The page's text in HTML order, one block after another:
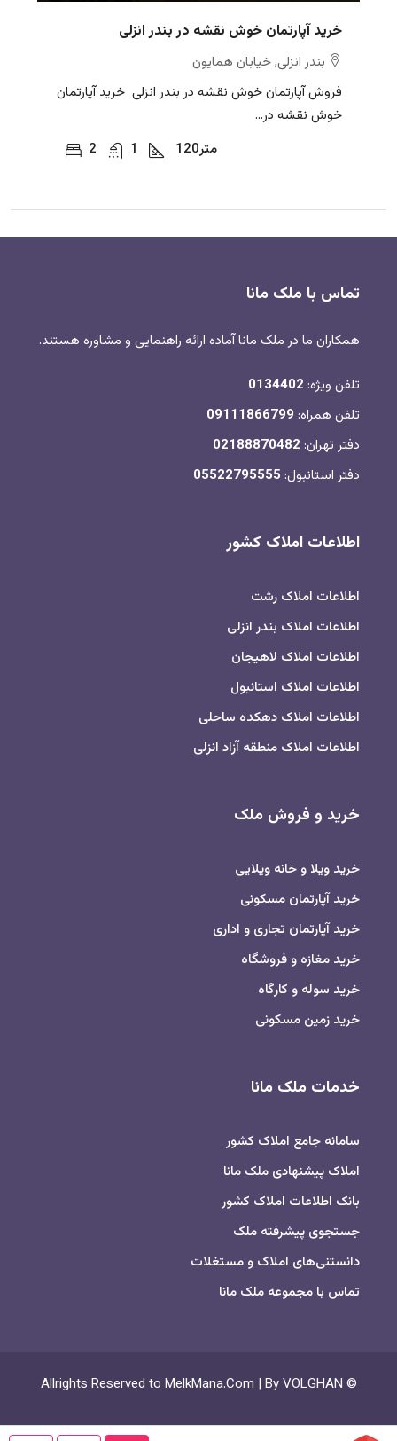
خرید آپارتمان خوش نقشه در بندر انزلی
بندر انزلی, خیابان همایون
فروش آپارتمان خوش نقشه در بندر انزلی خرید آپارتمان
خوش نقشه در...
2
1 120متر
تماس با ملک مانا
همکاران ما در ملک مانا آماده ارائه راهنمایی و مشاوره هستند.
تلفن ویژه: 0134402
تلفن همراه: 09111866799
دفتر تهران: 02188870482
دفتر استانبول: 05522795555
اطلاعات املاک کشور
اطلاعات املاک رشت
اطلاعات املاک بندر انزلی
اطلاعات املاک لاهیجان
اطلاعات املاک استانبول
اطلاعات املاک دهکده ساحلی
اطلاعات املاک منطقه آزاد انزلی
خرید و فروش ملک
خرید ویلا و خانه ویلایی
خرید آپارتمان مسکونی
خرید آپارتمان تجاری و اداری
خرید مغازه و فروشگاه
خرید سوله و کارگاه
خرید زمین مسکونی
خدمات ملک مانا
سامانه جامع املاک کشور
املاک پیشنهادی ملک مانا
بانک اطلاعات املاک کشور
جستجوی پیشرفته ملک
دانستنی‌های املاک و مستغلات
تماس با مجموعه ملک مانا
© Allrights Reserved to MelkMana.Com | By VOLGHAN